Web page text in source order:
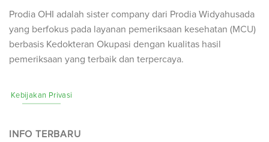
Prodia OHI adalah sister company dari Prodia Widyahusada
yang berfokus pada layanan pemeriksaan kesehatan (MCU)
berbasis Kedokteran Okupasi dengan kualitas hasil
pemeriksaan yang terbaik dan terpercaya.
Kebijakan Privasi
INFO TERBARU